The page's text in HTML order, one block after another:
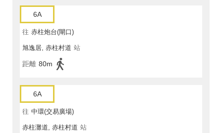
6A
往 赤柱炮台(閘口)
旭逸居, 赤柱村道 站
距離 80m
6A
往 中環(交易廣場)
赤柱灘道, 赤柱村道 站